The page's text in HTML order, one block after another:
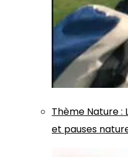
Thème Nature:
et pauses